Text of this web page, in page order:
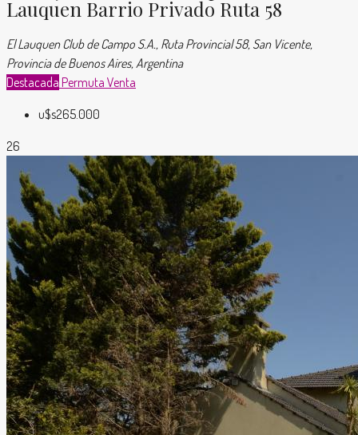
Lauquen Barrio Privado Ruta 58
El Lauquen Club de Campo S.A., Ruta Provincial 58, San Vicente,
Provincia de Buenos Aires, Argentina
Destacada Permuta Venta
u$s265.000
26